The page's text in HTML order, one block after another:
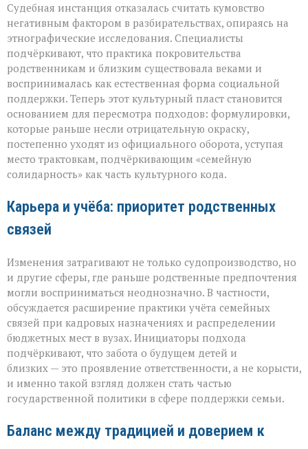
Судебная инстанция отказалась считать кумовство
негативным фактором в разбирательствах, опираясь на
этнографические исследования. Специалисты
подчёркивают, что практика покровительства
родственникам и близким существовала веками и
воспринималась как естественная форма социальной
поддержки. Теперь этот культурный пласт становится
основанием для пересмотра подходов: формулировки,
которые раньше несли отрицательную окраску,
постепенно уходят из официального оборота, уступая
место трактовкам, подчёркивающим «семейную
солидарность» как часть культурного кода.
Карьера и учёба: приоритет родственных
связей
Изменения затрагивают не только судопроизводство, но
и другие сферы, где раньше родственные предпочтения
могли восприниматься неоднозначно. В частности,
обсуждается расширение практики учёта семейных
связей при кадровых назначениях и распределении
бюджетных мест в вузах. Инициаторы подхода
подчёркивают, что забота о будущем детей и
близких — это проявление ответственности, а не корысти,
и именно такой взгляд должен стать частью
государственной политики в сфере поддержки семьи.
Баланс между традицией и доверием к